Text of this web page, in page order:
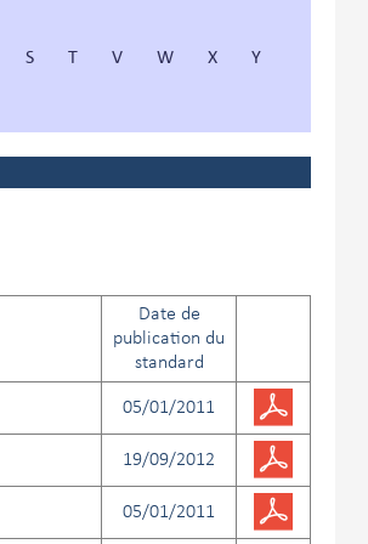
S T V W X
Y
Date de
publication du
standard
05/01/2011
19/09/2012
05/01/2011